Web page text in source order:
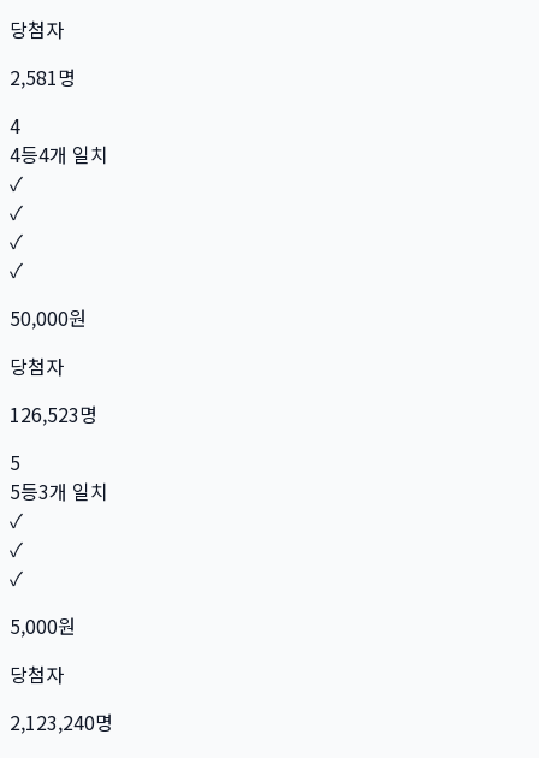
당첨자
2,581명
4
4등4개 일치
✓
✓
✓
✓
50,000원
당첨자
126,523명
5
5등3개 일치
✓
✓
✓
5,000원
당첨자
2,123,240명